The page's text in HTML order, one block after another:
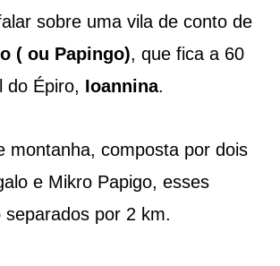
sobre uma vila de conto de
( ou Papingo), que fica a 60
do Épiro, Ioannina.
montanha, composta por dois
e Mikro Papigo, esses
separados por 2 km.